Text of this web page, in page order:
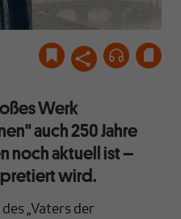
Werk
auch 250 Jahre
noch aktuell ist –
wird.
„Vaters der